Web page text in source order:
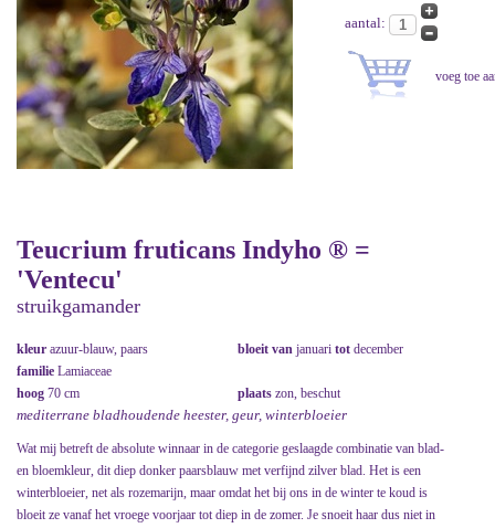
aantal:
Teucrium fruticans Indyho ® =
'Ventecu'
struikgamander
kleur azuur-blauw, paars bloeit van januari tot december
familie Lamiaceae
hoog 70 cm plaats zon, beschut
mediterrane bladhoudende heester, geur, winterbloeier
Wat mij betreft de absolute winnaar in de categorie geslaagde combinatie van blad-
en bloemkleur, dit diep donker paarsblauw met verfijnd zilver blad. Het is een
winterbloeier, net als rozemarijn, maar omdat het bij ons in de winter te koud is
bloeit ze vanaf het vroege voorjaar tot diep in de zomer. Je snoeit haar dus niet in